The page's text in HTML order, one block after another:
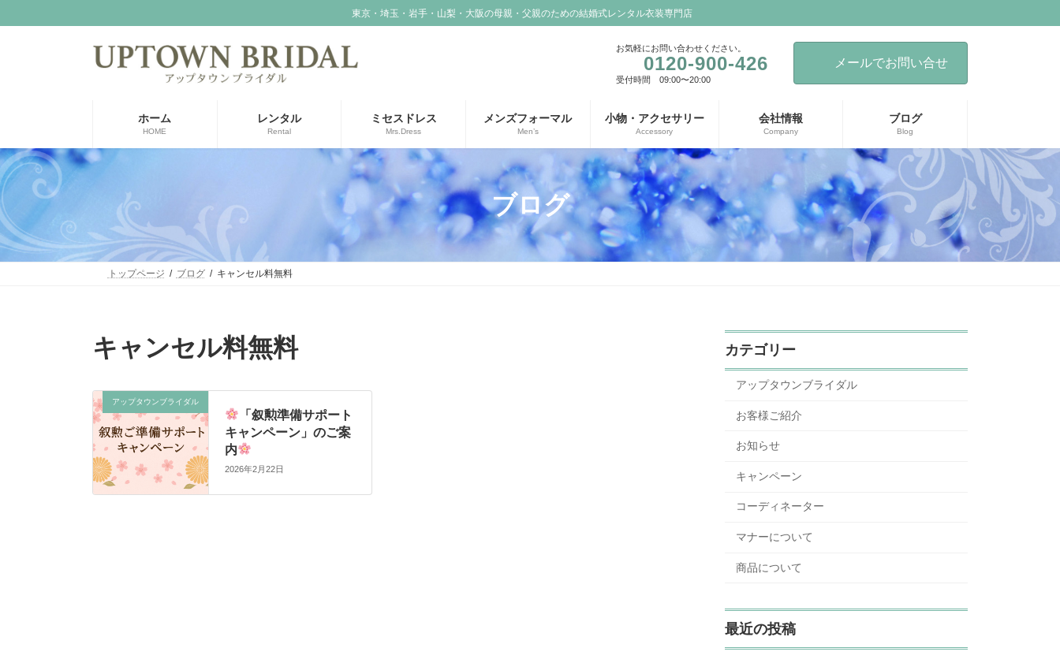
ン
プ
ビ
動
東京・埼玉・岩手・山梨・大阪の母親・父親のための結婚式レンタル衣装専門店
お気軽にお問い合わせください。
0120-900-426
受付時間 09:00〜20:00
メールでお問い合せ
ホーム
HOME
レンタル
Rental
ミセスドレス
Mrs.Dress
メンズフォーマル
Men’s
小物・アクセサリー
Accessory
会社情報
Company
ブログ
Blog
ブログ
トップページ ブログ キャンセル料無料
キャンセル料無料
アップタウンブライダル
「叙勲準備サポート
キャンペーン」のご案
内
2026年2月22日
カテゴリー
アップタウンブライダル
お客様ご紹介
お知らせ
キャンペーン
コーディネーター
マナーについて
商品について
最近の投稿